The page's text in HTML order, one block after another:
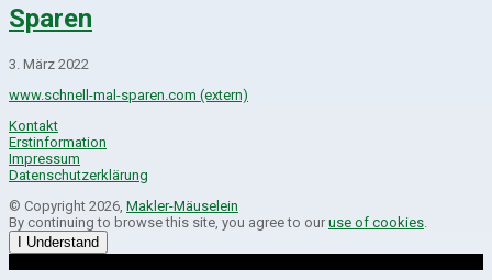
Sparen
3. März 2022
www.schnell-mal-sparen.com (extern)
Kontakt
Erstinformation
Impressum
Datenschutzerklärung
© Copyright 2026, Makler-Mäuselein
By continuing to browse this site, you agree to our use of cookies
I Understand